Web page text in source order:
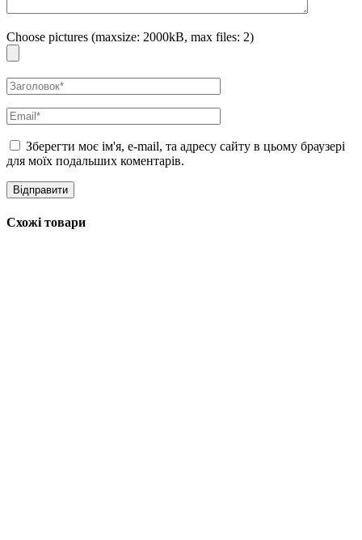
Choose pictures (maxsize: 2000kB, max files: 2)
Зберегти моє ім'я, e-mail, та адресу сайту в цьому браузері
для моїх подальших коментарів.
Схожі товари